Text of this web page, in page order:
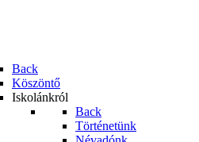
Back
Köszöntő
Iskolánkról
Back
Történetünk